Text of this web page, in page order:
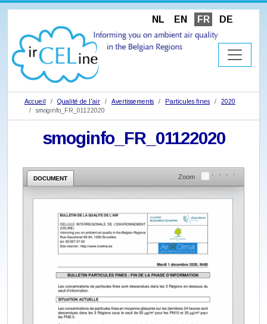
NL EN FR DE
Accueil Qualité de l'air Avertissements Particules fines
2020
smoginfo_FR_01122020
smoginfo_FR_01122020
DOCUMENT Zoom